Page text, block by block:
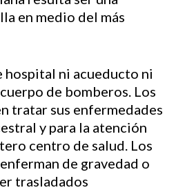
en medio del más
hospital ni acueducto ni
de bomberos. Los
tratar sus enfermedades
y para la atención
centro de salud. Los
de gravedad o
trasladados